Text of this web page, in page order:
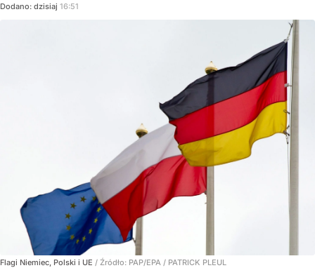
Dodano: dzisiaj 16:51
Flagi Niemiec, Polski i UE / Źródło: PAP/EPA / PATRICK PLEUL